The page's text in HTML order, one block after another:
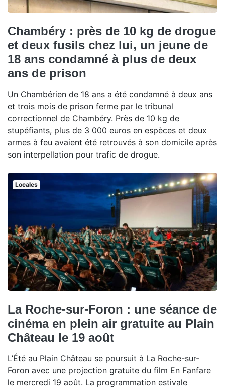
Chambéry : près de 10 kg de drogue
et deux fusils chez lui, un jeune de
18 ans condamné à plus de deux
ans de prison
Un Chambérien de 18 ans a été condamné à deux ans
et trois mois de prison ferme par le tribunal
correctionnel de Chambéry. Près de 10 kg de
stupéfiants, plus de 3 000 euros en espèces et deux
armes à feu avaient été retrouvés à son domicile après
son interpellation pour trafic de drogue.
Locales
La Roche-sur-Foron : une séance de
cinéma en plein air gratuite au Plain
Château le 19 août
L’Été au Plain Château se poursuit à La Roche-sur-
Foron avec une projection gratuite du film En Fanfare
le mercredi 19 août. La programmation estivale